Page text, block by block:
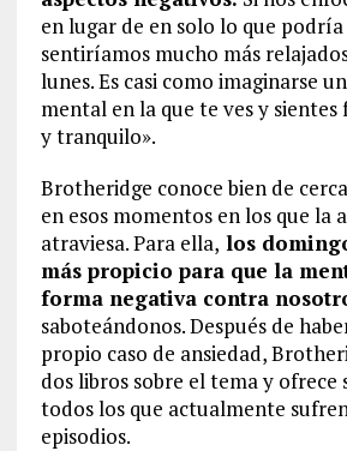
en lugar de en solo lo que
sentiríamos mucho más
lunes. Es casi como imaginarse
mental en la que te ves y
y tranquilo».
Brotheridge conoce bien de
en esos momentos en los que la
atraviesa. Para ella, los
más propicio para que la
forma negativa contra
saboteándonos. Después de
propio caso de ansiedad,
dos libros sobre el tema y ofrece
todos los que actualmente
episodios.